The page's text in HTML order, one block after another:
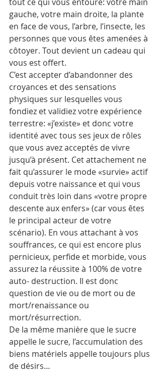
gauche, votre main droite, la plante
en face de vous, l’arbre, l’insecte, les
personnes que vous êtes amenées à
côtoyer. Tout devient un cadeau qui
vous est offert.
C’est accepter d’abandonner des
croyances et des sensations
physiques sur lesquelles vous
fondiez et validiez votre expérience
terrestre: «j’existe» et donc votre
identité avec tous ses jeux de rôles
que vous avez acceptés de vivre
jusqu’à présent. Cet attachement ne
fait qu’assurer le mode «survie» actif
depuis votre naissance et qui vous
conduit très loin dans «votre propre
descente aux enfers» (car vous êtes
le principal acteur de votre
scénario). En vous attachant à vos
souffrances, ce qui est encore plus
pernicieux, perfide et morbide, vous
assurez la réussite à 100% de votre
auto- destruction. Il est donc
question de vie ou de mort ou de
mort/renaissance ou
mort/résurrection.
De la même manière que le sucre
appelle le sucre, l’accumulation des
biens matériels appelle toujours plus
de désirs…